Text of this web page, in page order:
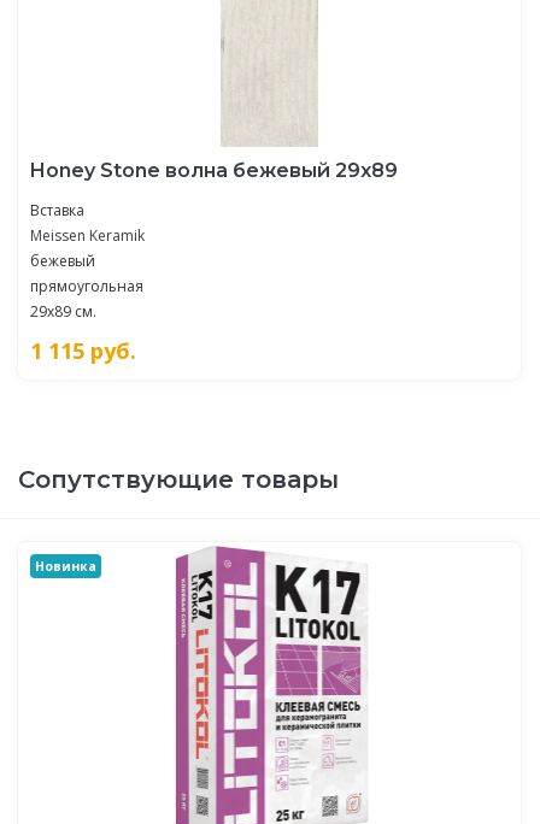
Honey Stone волна бежевый 29x89
Вставка
Meissen Keramik
бежевый
прямоугольная
29x89 см.
1 115 руб.
Сопутствующие товары
Новинка